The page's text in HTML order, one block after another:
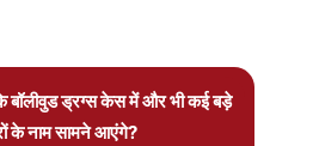
बॉलीवुड ड्रग्स केस में और भी कई बड़े
के नाम सामने आएंगे?